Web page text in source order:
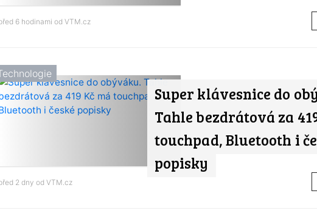
6 hodinami od VTM.cz
Super klávesnice do
Tahle bezdrátová za
touchpad, Bluetooth i
popisky
2 dny od VTM.cz